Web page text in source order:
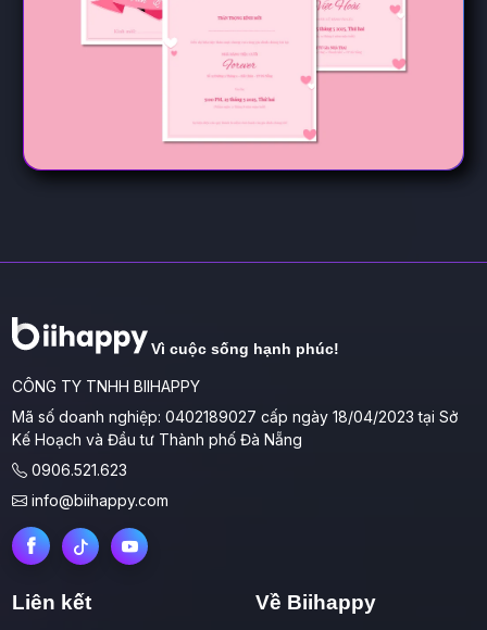
Vì cuộc sống hạnh phúc!
CÔNG TY TNHH BIIHAPPY
Mã số doanh nghiệp: 0402189027 cấp ngày 18/04/2023 tại Sở
Kế Hoạch và Đầu tư Thành phố Đà Nẵng
0906.521.623
info@biihappy.com
Liên kết Về Biihappy